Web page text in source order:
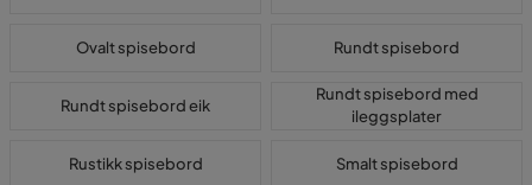
Ovalt spisebord Rundt spisebord
Rundt spisebord eik
Rundt spisebord med
ileggsplater
Rustikk spisebord Smalt spisebord